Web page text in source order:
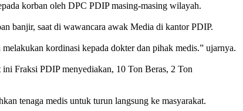
korban oleh DPC PDIP masing-masing wilayah.
banjir, saat di wawancara awak Media di kantor PDIP.
kordinasi kepada dokter dan pihak medis.” ujarnya.
Fraksi PDIP menyediakan, 10 Ton Beras, 2 Ton
tenaga medis untuk turun langsung ke masyarakat.